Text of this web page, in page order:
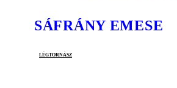
SÁFRÁNY EMESE
légtornász